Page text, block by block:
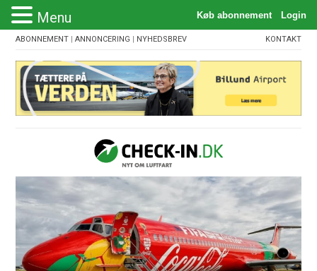
ABONNEMENT |ANNONCERING | NYHEDSBREV KONTAKT
Menu